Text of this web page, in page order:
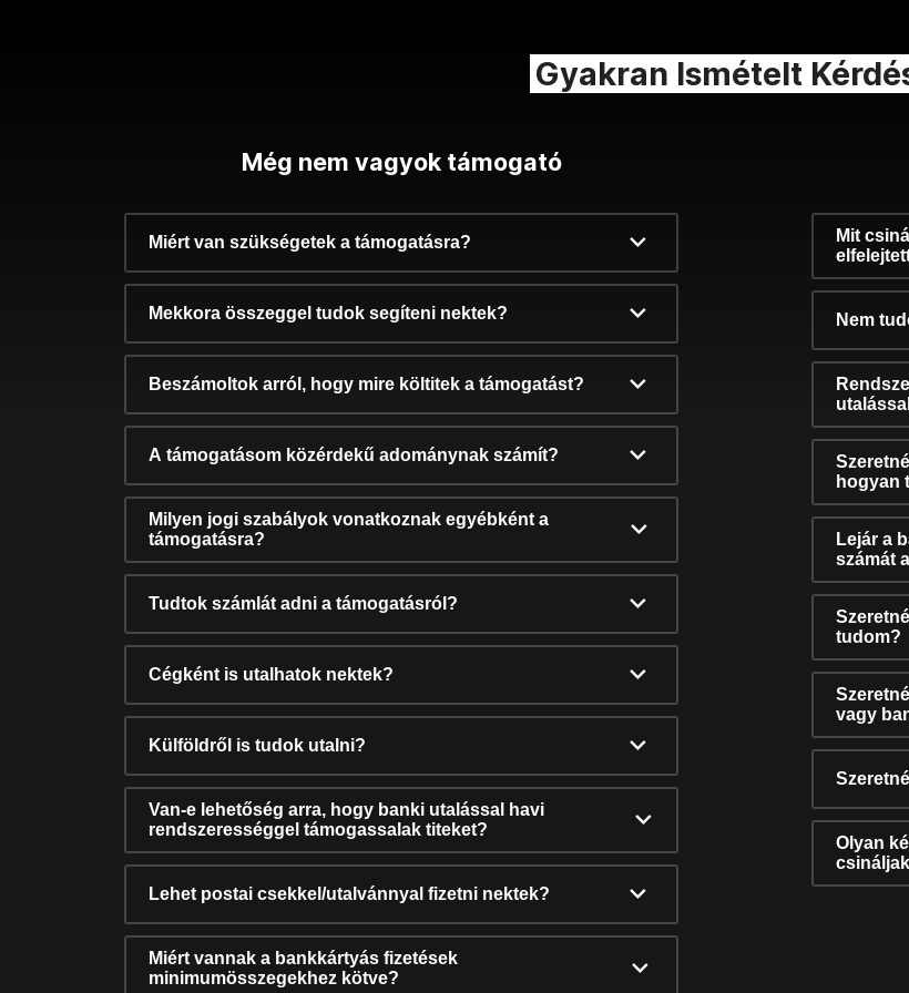
Gyakran Ismételt
Még nem vagyok támogató
Miért van szükségetek a támogatásra?
Mekkora összeggel tudok segíteni nektek?
Beszámoltok arról, hogy mire költitek a támogatást?
A támogatásom közérdekű adománynak számít?
Milyen jogi szabályok vonatkoznak egyébként a
támogatásra?
Tudtok számlát adni a támogatásról?
Cégként is utalhatok nektek?
Külföldről is tudok utalni?
Van-e lehetőség arra, hogy banki utalással havi
rendszerességgel támogassalak titeket?
Lehet postai csekkel/utalvánnyal fizetni nektek?
Miért vannak a bankkártyás fizetések
minimumösszegekhez kötve?
Mit
Nem
hogyan
Lejár a
számát
tudom?
vagy
Olyan